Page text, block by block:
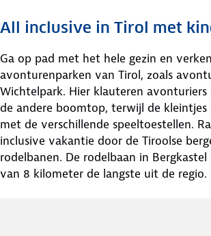
All inclusive in Tirol met
Ga op pad met het hele gezin en
avonturenparken van Tirol, zoals
Wichtelpark. Hier klauteren avonturiers
de andere boomtop, terwijl de kleintjes
met de verschillende speeltoestellen.
inclusive vakantie door de Tiroolse
rodelbanen. De rodelbaan in
van 8 kilometer de langste uit de regio.